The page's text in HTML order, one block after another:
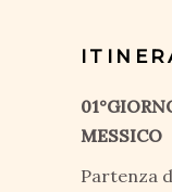
MESSICO
Partenza